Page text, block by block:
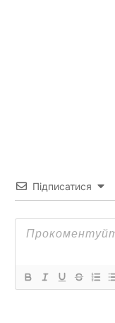
Підписатися